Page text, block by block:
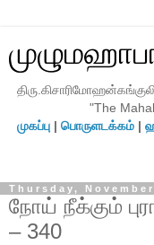
"The
முகப்பு| பொருளடக்கம்|
Thursday,
நோய் நீக்கும்
– 340